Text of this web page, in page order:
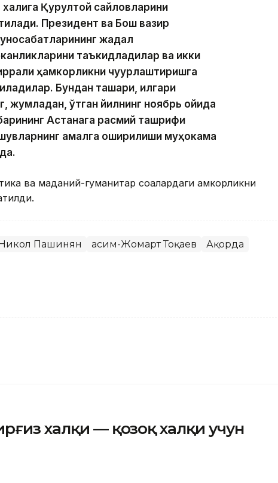
Қурултой сайловларини
Президент ва Бош вазир
жадал
таъкидладилар ва икки
ҳамкорликни чуқурлаштиришга
Бундан ташқари, илгари
жумладан, ўтган йилнинг ноябрь ойида
Астанага расмий ташрифи
амалга оширилиши муҳокама
ва маданий-гуманитар соҳалардаги ҳамкорликни
Пашинян Қасим-Жомарт Тоқаев
Ақорда
халқи — қозоқ халқи учун